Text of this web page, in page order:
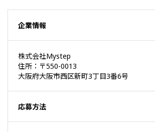
企業情報
株式会社Mystep
住所：〒550-0013
大阪府大阪市西区新町3丁目3番6号
応募方法